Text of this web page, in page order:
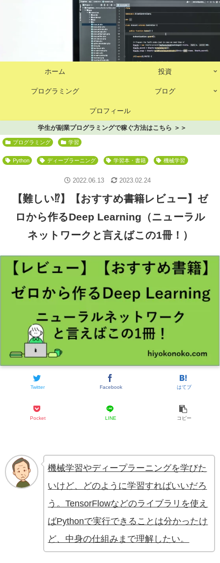
ホーム 投資
プログラミング ブログ
プロフィール
学生が副業プログラミングで稼ぐ方法はこちら ＞＞
プログラミング 学習
Python ディープラーニング 学習本・書籍 機械学習
【難しい⁉】【おすすめ書籍レビュー】ゼ
ロから作るDeep Learning（ニューラル
ネットワークと言えばこの1冊！）
Twitter Facebook はてブ
Pocket LINE コピー
2023.02.24
2022.06.13
機械学習やディープラーニングを学びた
いけど、どのように学習すればいいだろ
う。TensorFlowなどのライブラリを使え
ばPythonで実行できることは分かったけ
ど、中身の仕組みまで理解したい。